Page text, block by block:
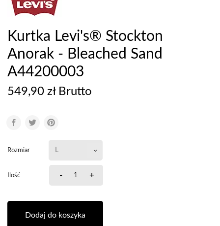
Kurtka Levi's® Stockton
Anorak - Bleached Sand
A44200003
549,90 zł Brutto
Rozmiar
Ilość - +
Dodaj do koszyka